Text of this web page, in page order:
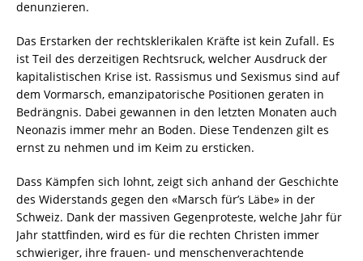
denunzieren.
Das Erstarken der rechtsklerikalen Kräfte ist kein Zufall. Es
ist Teil des derzeitigen Rechtsruck, welcher Ausdruck der
kapitalistischen Krise ist. Rassismus und Sexismus sind auf
dem Vormarsch, emanzipatorische Positionen geraten in
Bedrängnis. Dabei gewannen in den letzten Monaten auch
Neonazis immer mehr an Boden. Diese Tendenzen gilt es
ernst zu nehmen und im Keim zu ersticken.
Dass Kämpfen sich lohnt, zeigt sich anhand der Geschichte
des Widerstands gegen den «Marsch für’s Läbe» in der
Schweiz. Dank der massiven Gegenproteste, welche Jahr für
Jahr stattfinden, wird es für die rechten Christen immer
schwieriger, ihre frauen- und menschenverachtende